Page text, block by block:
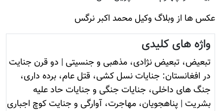
عکس ها از وبلاگ وکیل محمد اکبر نرگس
واژه های کلیدی
تبعیض، تبعیض نژادی، مذهبی و جنسیتی | دو قرن جنایت
در افغانستان: جنایات نسل کشی، قتل عام، برده داری،
جنگ های داخلی، جنایات جنگی و جنایات حاد علیه
بشریت | پناهجویان، مهاجرت، آوارگی و جنایت کوچ اجباری